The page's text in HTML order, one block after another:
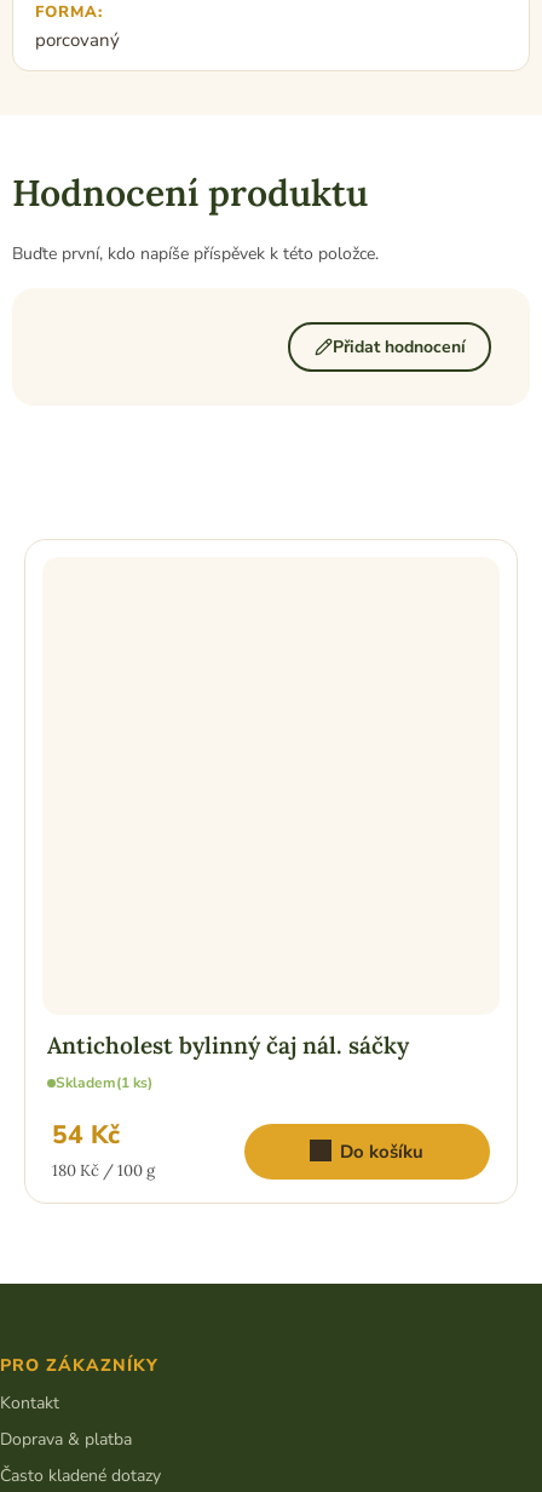
FORMA:
porcovaný
Anticholest bylinný čaj nál. sáčky
Skladem(1 ks)
54 Kč
Měrná
180 Kč / 100 g
Do košíku
Hodnocení produktu
Buďte první, kdo napíše příspěvek k této položce.
Přidat hodnocení
a
t
í
PRO ZÁKAZNÍKY
Kontakt
Doprava & platba
Často kladené dotazy